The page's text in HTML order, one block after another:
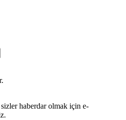
haberdar olmak için e-